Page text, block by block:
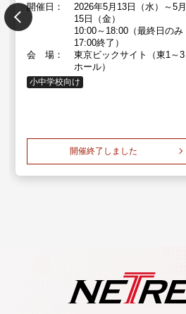
開催日：
2026年5月13日（水）～5月
15日（金）
10:00～18:00（最終日のみ
17:00終了）
会 場：
東京ビックサイト（東1～3
ホール）
小中学校向け
開催終了しました